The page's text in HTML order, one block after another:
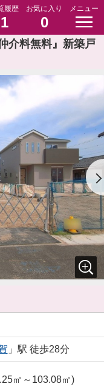
履歴
1
お気に入り
0
メニュー
介料無料』新築戸
」駅 徒歩28分
㎡～103.08㎡)